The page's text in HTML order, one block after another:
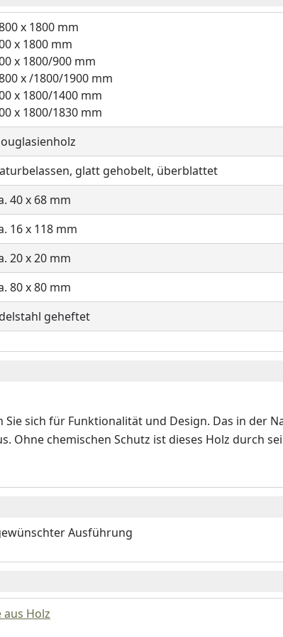
x 1800 mm
x 1800 mm
x 1800/900 mm
x /1800/1900 mm
x 1800/1400 mm
x 1800/1830 mm
glatt gehobelt, überblattet
40 x 68 mm
16 x 118 mm
20 x 20 mm
80 x 80 mm
geheftet
Sie sich für Funktionalität und Design. Das in der
Ohne chemischen Schutz ist dieses Holz durch
Ausführung
Holz